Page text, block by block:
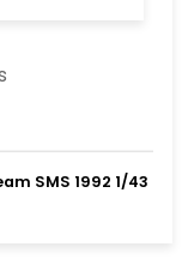
SMS 1992 1/43